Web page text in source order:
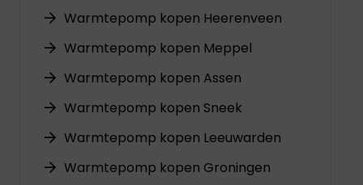
Warmtepomp kopen Heerenveen
Warmtepomp kopen Meppel
Warmtepomp kopen Assen
Warmtepomp kopen Sneek
Warmtepomp kopen Leeuwarden
Warmtepomp kopen Groningen